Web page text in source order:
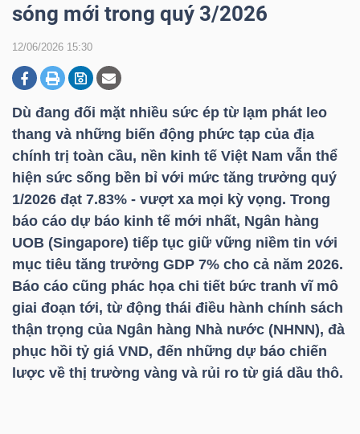
sóng mới trong quý 3/2026
12/06/2026 15:30
Dù đang đối mặt nhiều sức ép từ lạm phát leo
thang và những biến động phức tạp của địa
chính trị toàn cầu, nền kinh tế Việt Nam vẫn thể
hiện sức sống bền bỉ với mức tăng trưởng quý
1/2026 đạt 7.83% - vượt xa mọi kỳ vọng. Trong
báo cáo dự báo kinh tế mới nhất, Ngân hàng
UOB (Singapore) tiếp tục giữ vững niềm tin với
mục tiêu tăng trưởng GDP 7% cho cả năm 2026.
Báo cáo cũng phác họa chi tiết bức tranh vĩ mô
giai đoạn tới, từ động thái điều hành chính sách
thận trọng của Ngân hàng Nhà nước (NHNN), đà
phục hồi tỷ giá VND, đến những dự báo chiến
lược về thị trường vàng và rủi ro từ giá dầu thô.
CHỨNG
DOANH
NGHIỆP
SẢN
TÀI
CHÍNH